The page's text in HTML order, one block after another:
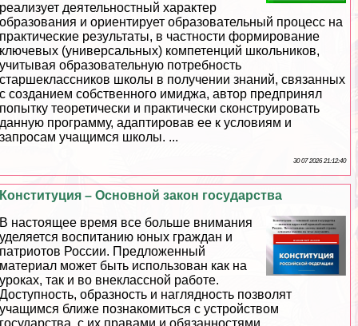
реализует деятельностный хаpaктер
образования и ориентирует образовательный процесс на
пpaктические результаты, в частности формирование
ключевых (универсальных) компетенций школьников,
учитывая образовательную потребность
старшеклассников школы в получении знаний, связанных
с созданием собственного имиджа, автор предпринял
попытку теоретически и пpaктически сконструировать
данную программу, адаптировав ее к условиям и
запросам учащимся школы. ...
30 07 2026 21:12:40
Конституция – Основной закон государства
В настоящее время все больше внимания
уделяется воспитанию юных граждан и
патриотов России. Предложенный
материал может быть использован как на
уроках, так и во внеклассной работе.
Доступность, образность и наглядность позволят
учащимся ближе познакомиться с устройством